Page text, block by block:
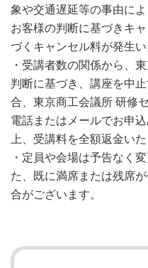
象や交通遅延等の事由によ
お客様の判断に基づきキ
づくキャンセル料が発生い
・受講者数の関係から、
判断に基づき、講座を中
合、東京商工会議所 研修
電話またはメールでお申
上、受講料を全額返金いた
・定員や会場は予告なく
た、既に満席または残席
合がございます。